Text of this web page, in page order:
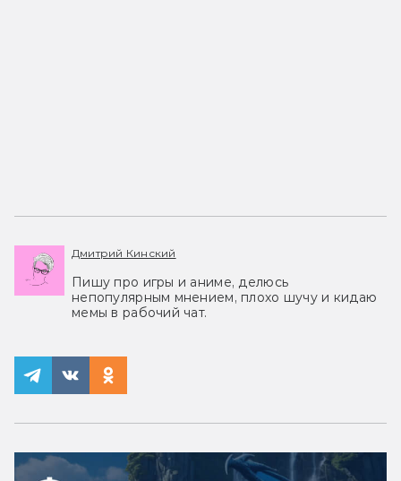
Дмитрий Кинский
Пишу про игры и аниме, делюсь
непопулярным мнением, плохо шучу и кидаю
мемы в рабочий чат.